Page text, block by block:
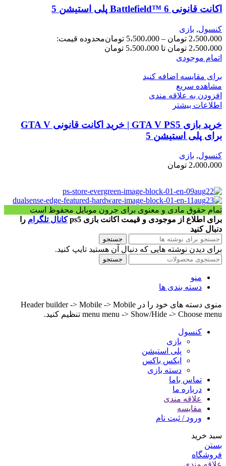
اکانت قانونی Battlefield™ 6 پلی استیشن 5
کنسول, بازی
2،500،000 تومان – 5،500،000 تومانمحدوده قیمت:
2،500،000 تومان تا 5،500،000 تومان
اتمام موجودی
برای مقایسه اضافه کنید
مشاهده سریع
افزودن به علاقه مندی
اطلاعات بیشتر
خرید بازی GTA V PS5 | خرید اکانت قانونی GTA V
برای پلی استیشن 5
کنسول, بازی
2،000،000 تومان
تمام حقوق مادی و معنوی برای جرون موبایل محفوظ است
برای اطلاع از موجودی و قیمت اکانت بازی ps5
کانال تلگرام را
دنبال کنید
جستجو
برای دیدن نوشته هایی که دنبال آن هستید تایپ کنید.
جستجو
منو
دسته بندی ها
منوی دسته های خود را در Header builder -> Mobile -> Mobile
menu menu -> Show/Hide -> Choose menu تنظیم کنید.
کنسول
بازی
پلی استیشن
ایکس باکس
دسته بازی
تماس باما
درباره ما
علاقه مندی
مقایسه
ورود / ثبت نام
سبد خرید
بستن
فروشگاه